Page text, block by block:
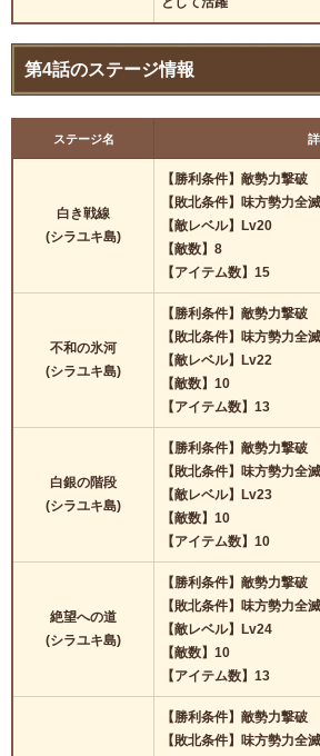
第4話のステージ情報
ステージ名
白き戦線
(シラユキ島)
【勝利条件】敵勢力撃破
【敗北条件】味方勢力全滅
【敵レベル】Lv20
【敵数】8
【アイテム数】15
不和の氷河
(シラユキ島)
【勝利条件】敵勢力撃破
【敗北条件】味方勢力全滅
【敵レベル】Lv22
【敵数】10
【アイテム数】13
白銀の階段
(シラユキ島)
【勝利条件】敵勢力撃破
【敗北条件】味方勢力全滅
【敵レベル】Lv23
【敵数】10
【アイテム数】10
絶望への道
(シラユキ島)
【勝利条件】敵勢力撃破
【敗北条件】味方勢力全滅
【敵レベル】Lv24
【敵数】10
【アイテム数】13
【勝利条件】敵勢力撃破
【敗北条件】味方勢力全滅